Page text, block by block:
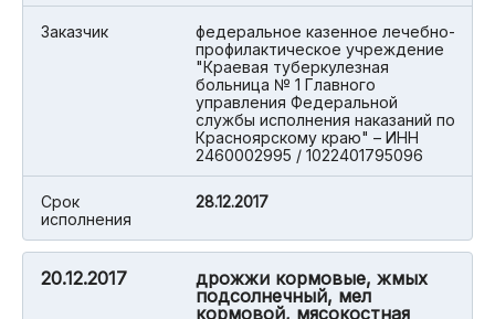
Заказчик
федеральное казенное лечебно-
профилактическое учреждение
"Краевая туберкулезная
больница № 1 Главного
управления Федеральной
службы исполнения наказаний по
Красноярскому краю" – ИНН
2460002995 / 1022401795096
Срок
исполнения
28.12.2017
20.12.2017
дрожжи кормовые, жмых
подсолнечный, мел
кормовой, мясокостная